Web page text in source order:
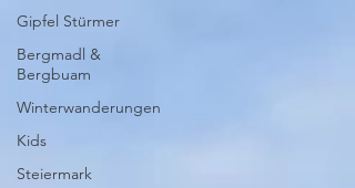
Gipfel Stürmer
Bergmadl &
Bergbuam
Winterwanderungen
Kids
Steiermark